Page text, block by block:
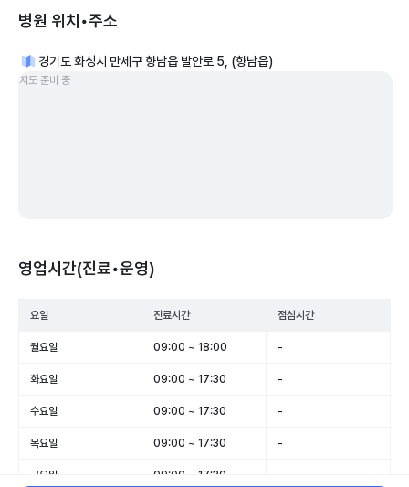
병원 위치•주소
경기도 화성시 만세구 향남읍 발안로 5, (향남읍)
지도 준비 중
영업시간(진료•운영)
요일 진료시간 점심시간
월요일 09:00 ~ 18:00 -
화요일 09:00 ~ 17:30 -
수요일 09:00 ~ 17:30 -
목요일 09:00 ~ 17:30 -
금요일 09:00 ~ 17:30